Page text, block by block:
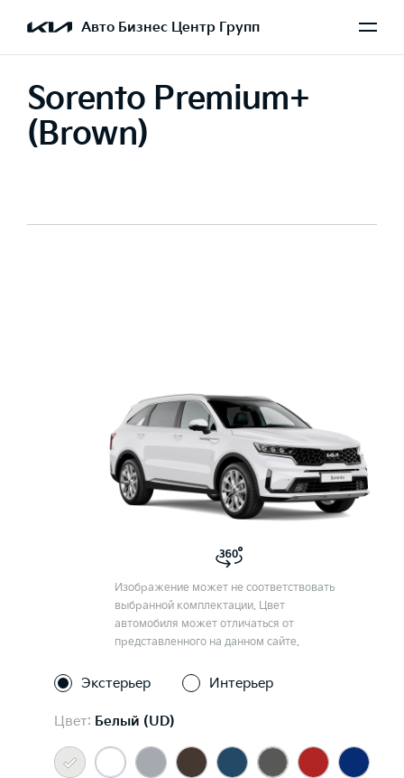
Авто Бизнес Центр Групп
Sorento Premium+
(Brown)
Изображение может не соответствовать
выбранной комплектации. Цвет
автомобиля может отличаться от
представленного на данном сайте.
Экстерьер Интерьер
Цвет: Белый (UD)